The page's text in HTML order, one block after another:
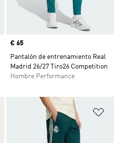
Precio
€ 65
Pantalón de entrenamiento Real
Madrid 26/27 Tiro26 Competition
Hombre Performance
Añadir a la lista de deseos